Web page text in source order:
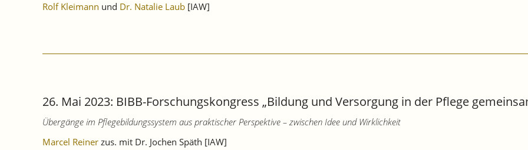
Rolf Kleimann und Dr. Natalie Laub [IAW]
26. Mai 2023: BIBB-Forschungskongress „Bildung und Versorgung in der Pflege
Übergänge im Pflegebildungssystem aus praktischer Perspektive – zwischen Idee und Wirklichkeit
Marcel Reiner zus. mit Dr. Jochen Späth [IAW]